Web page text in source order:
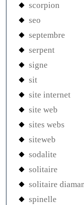
scorpion
seo
septembre
serpent
signe
sit
site internet
site web
sites webs
siteweb
sodalite
solitaire
solitaire
spinelle